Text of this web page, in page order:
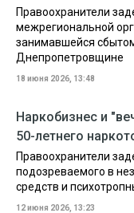
Правоохранители
межрегиональной
занимавшейся
Днепропетровщине
18 июня 2026, 13:48
Наркобизнес и
50-летнего
Правоохранители
подозреваемого в
средств и
12 июня 2026, 13:23